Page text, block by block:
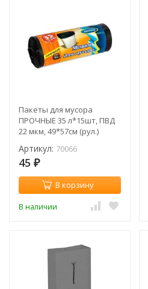
Пакеты для мусора
ПРОЧНЫЕ 35 л*15шт, ПВД
22 мкм, 49*57см (рул.)
Артикул: 70066
45 ₽
В корзину
В наличии